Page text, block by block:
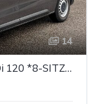
14
Citroen Jumpy Kombi M BlueHDi 120 *8-SITZER*